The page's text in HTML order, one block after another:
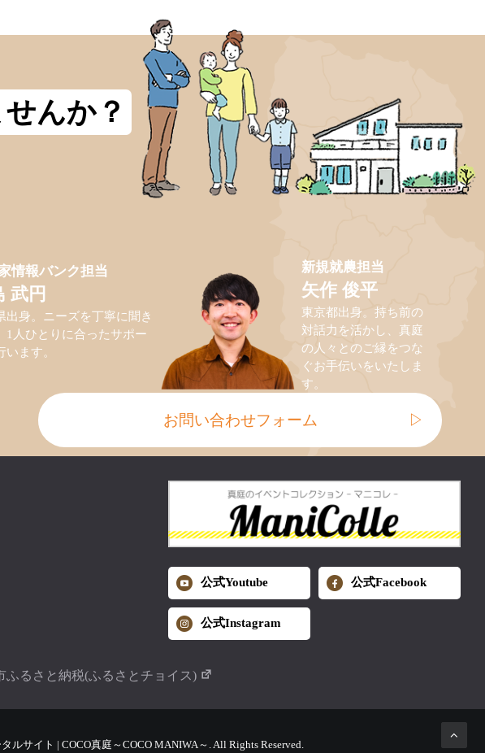
んか？
情報バンク担当
武円
出身。ニーズを丁寧に聞き
1人ひとりに合ったサポー
います。
新規就農担当
矢作 俊平
東京都出身。持ち前の
対話力を活かし、真庭
の人々とのご縁をつな
ぐお手伝いをいたしま
す。
お問い合わせフォーム ▷
公式Youtube 公式Facebook
公式Instagram
ふるさと納税(ふるさとチョイス)
サイト | COCO真庭～COCO MANIWA～. All Rights Reserved.